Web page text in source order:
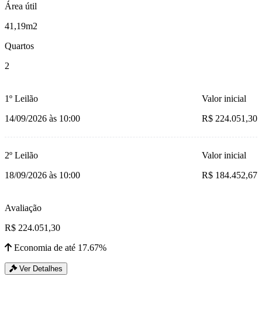
Área útil
41,19m2
Quartos
2
1º Leilão
14/09/2026 às 10:00
Valor inicial
R$ 224.051,30
2º Leilão
18/09/2026 às 10:00
Valor inicial
R$ 184.452,67
Avaliação
R$ 224.051,30
Economia de até 17.67%
Ver Detalhes